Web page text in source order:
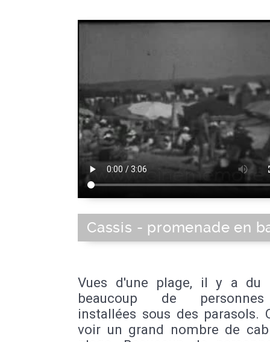
Cassis - promenade en
Vues d'une plage, il y a du
beaucoup de
installées sous des parasols.
voir un grand nombre de